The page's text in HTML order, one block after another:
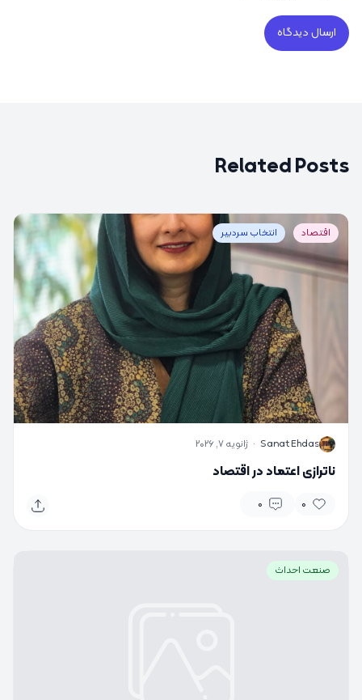
Related Posts
اقتصاد انتخاب سردبیر
S
Sanat Ehdas
· ژانویه 7, 2026
ناترازی اعتماد در اقتصاد
0
0
صنعت احداث